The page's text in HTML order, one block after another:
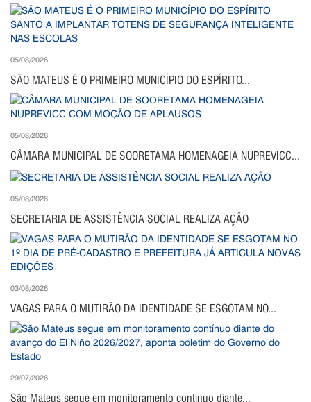
05/08/2026
SÃO MATEUS É O PRIMEIRO MUNICÍPIO DO ESPÍRITO...
05/08/2026
CÂMARA MUNICIPAL DE SOORETAMA HOMENAGEIA NUPREVICC...
05/08/2026
SECRETARIA DE ASSISTÊNCIA SOCIAL REALIZA AÇÃO
03/08/2026
VAGAS PARA O MUTIRÃO DA IDENTIDADE SE ESGOTAM NO...
29/07/2026
São Mateus segue em monitoramento contínuo diante...